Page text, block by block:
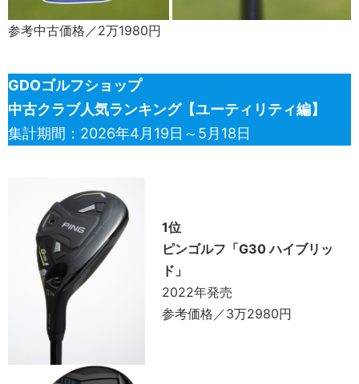
参考中古価格／2万1980円
GDOゴルフショップ
中古クラブ人気ランキング【ユーティリティ編】
集計期間：2026年4月19日～5月18日
1位
ピンゴルフ「G30 ハイブリッ
ド」
2022年発売
参考価格／3万2980円